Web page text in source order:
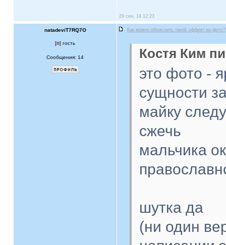
29 сен, 14 12:23
natadeviT7RQ7O Как можно объяснить такой эффект на фото?
[ ] гость
Сообщения: 14 Костя Ким
это фото -
сущности
майку
сжечь
мальчика
шутка да
(ни один